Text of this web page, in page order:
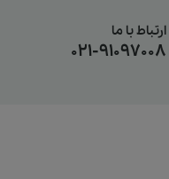
ارتباط با ما
021-91097008